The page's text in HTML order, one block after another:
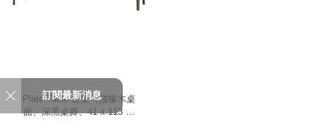
Plate Table 邊桌（淺橡木桌
面、深黑桌腳、41 x 113 公
訂閱最新消息